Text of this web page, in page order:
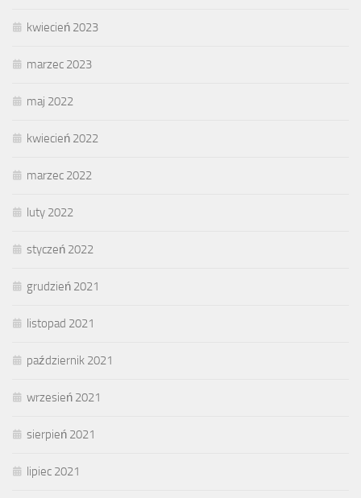
kwiecień 2023
marzec 2023
maj 2022
kwiecień 2022
marzec 2022
luty 2022
styczeń 2022
grudzień 2021
listopad 2021
październik 2021
wrzesień 2021
sierpień 2021
lipiec 2021